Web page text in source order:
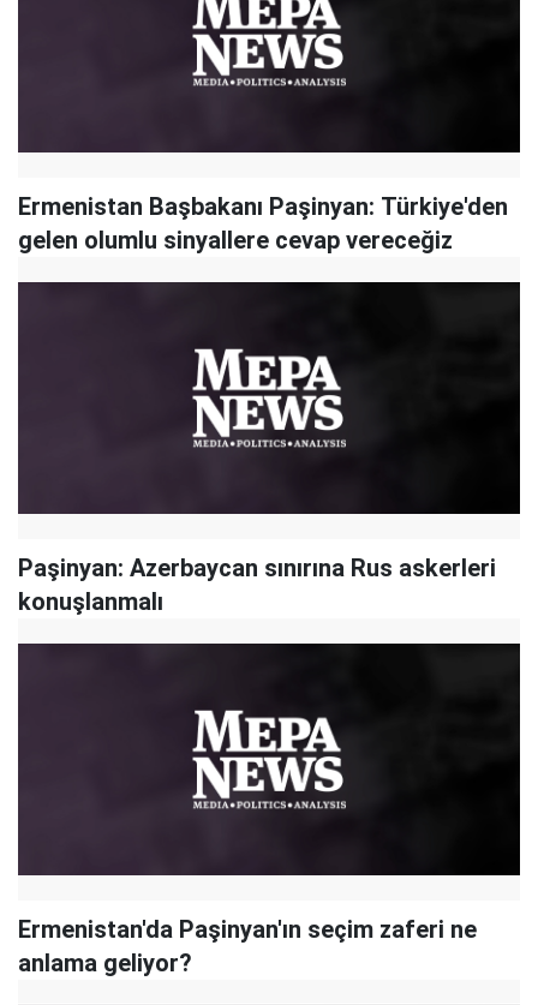
Ermenistan Başbakanı Paşinyan: Türkiye'den
gelen olumlu sinyallere cevap vereceğiz
Paşinyan: Azerbaycan sınırına Rus askerleri
konuşlanmalı
Ermenistan'da Paşinyan'ın seçim zaferi ne
anlama geliyor?